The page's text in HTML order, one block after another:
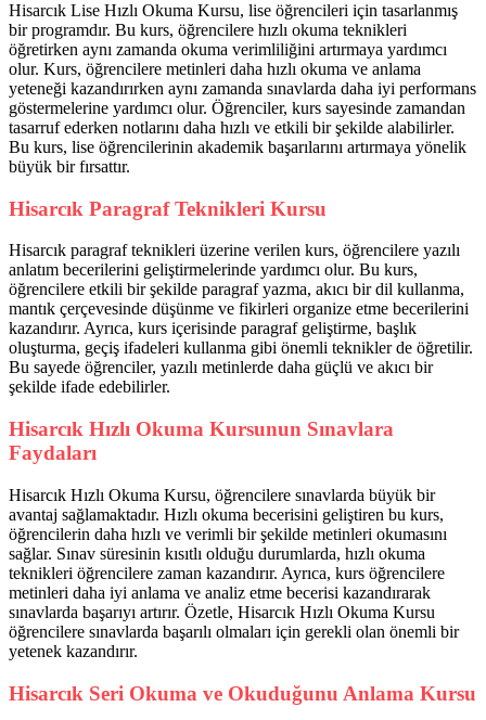
Hisarcık Lise Hızlı Okuma Kursu, lise öğrencileri için tasarlanmış
bir programdır. Bu kurs, öğrencilere hızlı okuma teknikleri
öğretirken aynı zamanda okuma verimliliğini artırmaya yardımcı
olur. Kurs, öğrencilere metinleri daha hızlı okuma ve anlama
yeteneği kazandırırken aynı zamanda sınavlarda daha iyi performans
göstermelerine yardımcı olur. Öğrenciler, kurs sayesinde zamandan
tasarruf ederken notlarını daha hızlı ve etkili bir şekilde alabilirler.
Bu kurs, lise öğrencilerinin akademik başarılarını artırmaya yönelik
büyük bir fırsattır.
Hisarcık Paragraf Teknikleri Kursu
Hisarcık paragraf teknikleri üzerine verilen kurs, öğrencilere yazılı
anlatım becerilerini geliştirmelerinde yardımcı olur. Bu kurs,
öğrencilere etkili bir şekilde paragraf yazma, akıcı bir dil kullanma,
mantık çerçevesinde düşünme ve fikirleri organize etme becerilerini
kazandırır. Ayrıca, kurs içerisinde paragraf geliştirme, başlık
oluşturma, geçiş ifadeleri kullanma gibi önemli teknikler de öğretilir.
Bu sayede öğrenciler, yazılı metinlerde daha güçlü ve akıcı bir
şekilde ifade edebilirler.
Hisarcık Hızlı Okuma Kursunun Sınavlara
Faydaları
Hisarcık Hızlı Okuma Kursu, öğrencilere sınavlarda büyük bir
avantaj sağlamaktadır. Hızlı okuma becerisini geliştiren bu kurs,
öğrencilerin daha hızlı ve verimli bir şekilde metinleri okumasını
sağlar. Sınav süresinin kısıtlı olduğu durumlarda, hızlı okuma
teknikleri öğrencilere zaman kazandırır. Ayrıca, kurs öğrencilere
metinleri daha iyi anlama ve analiz etme becerisi kazandırarak
sınavlarda başarıyı artırır. Özetle, Hisarcık Hızlı Okuma Kursu
öğrencilere sınavlarda başarılı olmaları için gerekli olan önemli bir
yetenek kazandırır.
Hisarcık Seri Okuma ve Okuduğunu Anlama Kursu